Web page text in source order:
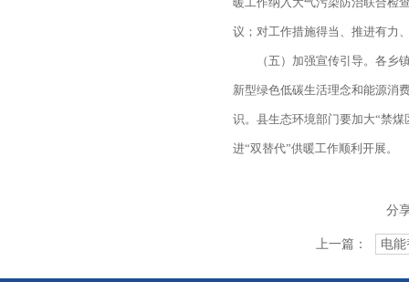
议；对工作措施得当、推进有力
（五）加强宣传引导。各
新型绿色低碳生活理念和能源消
识。县生态环境部门要加大“禁
进“双替代”供暖工作顺利开展。
分
上一篇： 电